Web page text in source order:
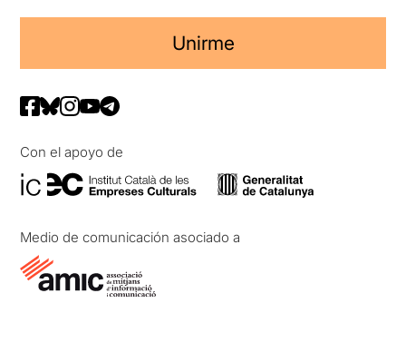
Unirme
Con el apoyo de
Medio de comunicación asociado a